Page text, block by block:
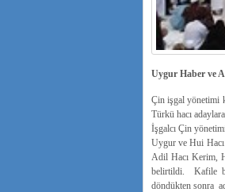
Uygur Haber ve
Çin işgal yönetimi
Türkü hacı
İşgalcı Çin
Uygur ve Hui
Adil Hacı Kerim,
belirtildi. Kafile
döndükten sonra